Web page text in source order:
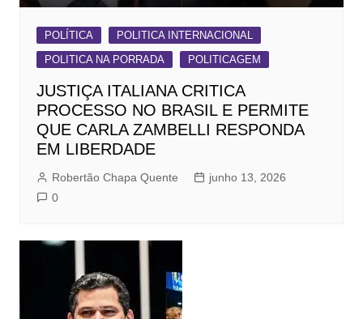
POLÍTICA
POLITICA INTERNACIONAL
POLITICA NA PORRADA
POLITICAGEM
JUSTIÇA ITALIANA CRITICA
PROCESSO NO BRASIL E PERMITE
QUE CARLA ZAMBELLI RESPONDA
EM LIBERDADE
Robertão Chapa Quente
junho 13, 2026
0